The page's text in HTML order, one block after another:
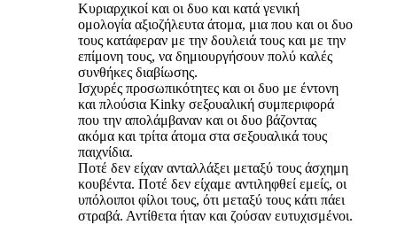
Κυριαρχικοί και οι δυο και κατά γενική
ομολογία αξιοζήλευτα άτομα, μια που και οι δυο
τους κατάφεραν με την δουλειά τους και με την
επίμονη τους, να δημιουργήσουν πολύ καλές
συνθήκες διαβίωσης.
Ισχυρές προσωπικότητες και οι δυο με έντονη
και πλούσια Kinky σεξουαλική συμπεριφορά
που την απολάμβαναν και οι δυο βάζοντας
ακόμα και τρίτα άτομα στα σεξουαλικά τους
παιχνίδια.
Ποτέ δεν είχαν ανταλλάξει μεταξύ τους άσχημη
κουβέντα. Ποτέ δεν είχαμε αντιληφθεί εμείς, οι
υπόλοιποι φίλοι τους, ότι μεταξύ τους κάτι πάει
στραβά. Αντίθετα ήταν και ζούσαν ευτυχισμένοι.